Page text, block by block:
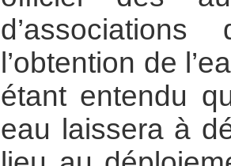
l’obtention de
étant entendu
eau laissera à